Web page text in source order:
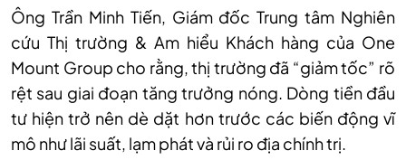
Ông Trần Minh Tiến, Giám đốc Trung tâm Nghiên
cứu Thị trường & Am hiểu Khách hàng của One
Mount Group cho rằng, thị trường đã “giảm tốc” rõ
rệt sau giai đoạn tăng trưởng nóng. Dòng tiền đầu
tư hiện trở nên dè dặt hơn trước các biến động vĩ
mô như lãi suất, lạm phát và rủi ro địa chính trị.